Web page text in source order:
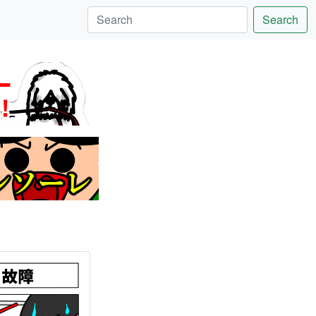
Search